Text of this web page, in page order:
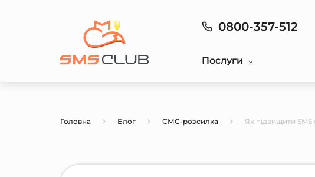
0800-357-512
Послуги
Головна Блог СМС-розсилка Як підвищити SMS